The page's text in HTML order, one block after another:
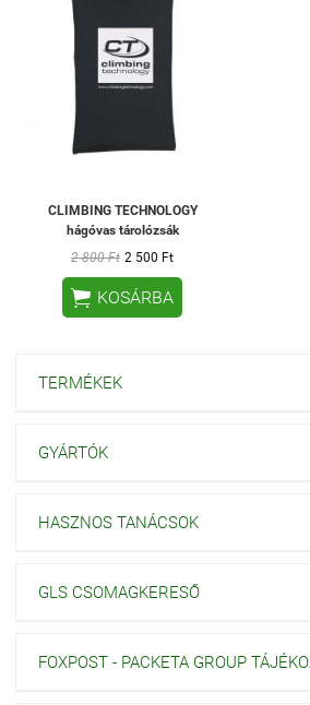
CLIMBING TECHNOLOGY
hágóvas tárolózsák
2 800 Ft 2 500 Ft
 KOSÁRBA
TERMÉKEK
GYÁRTÓK
HASZNOS TANÁCSOK
GLS CSOMAGKERESŐ
FOXPOST - PACKETA GROUP